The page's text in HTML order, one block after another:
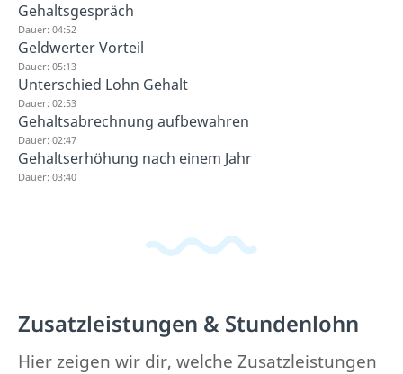
Gehaltsgespräch
Dauer: 04:52
Geldwerter Vorteil
Dauer: 05:13
Unterschied Lohn Gehalt
Dauer: 02:53
Gehaltsabrechnung aufbewahren
Dauer: 02:47
Gehaltserhöhung nach einem Jahr
Dauer: 03:40
Zusatzleistungen & Stundenlohn
Hier zeigen wir dir, welche Zusatzleistungen